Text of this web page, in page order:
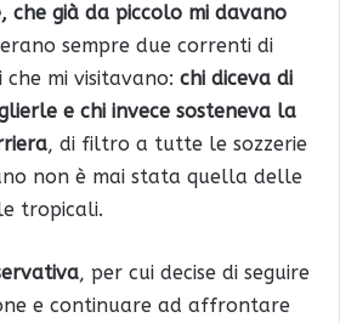
che già da piccolo mi davano
sempre due correnti di
che mi visitavano: chi diceva di
e chi invece sosteneva la
, di filtro a tutte le sozzerie
non è mai stata quella delle
tropicali.
, per cui decise di seguire
e continuare ad affrontare